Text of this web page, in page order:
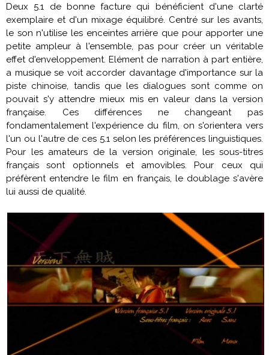
Deux 5.1 de bonne facture qui bénéficient d'une clarté
exemplaire et d'un mixage équilibré. Centré sur les avants,
le son n'utilise les enceintes arrière que pour apporter une
petite ampleur à l'ensemble, pas pour créer un véritable
effet d'enveloppement. Elément de narration à part entière,
a musique se voit accorder davantage d'importance sur la
piste chinoise, tandis que les dialogues sont comme on
pouvait s'y attendre mieux mis en valeur dans la version
française. Ces différences ne changeant pas
fondamentalement l'expérience du film, on s'orientera vers
l'un ou l'autre de ces 5.1 selon les préférences linguistiques.
Pour les amateurs de la version originale, les sous-titres
français sont optionnels et amovibles. Pour ceux qui
préfèrent entendre le film en français, le doublage s'avère
lui aussi de qualité.